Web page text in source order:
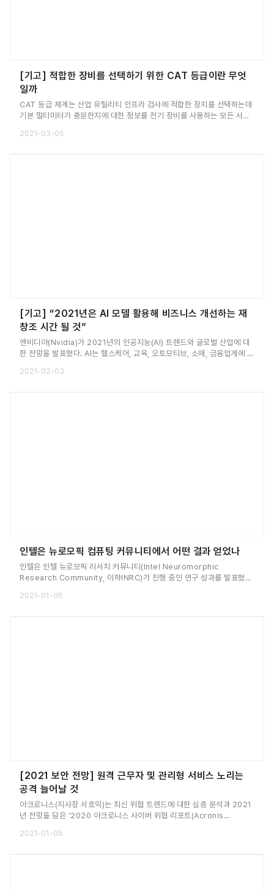
[기고] 적합한 장비를 선택하기 위한 CAT 등급이란 무엇
일까
CAT 등급 체계는 산업 유틸리티 인프라 검사에 적합한 장치를 선택하는데
기본 멀티미터가 충분한지에 대한 정보를 전기 장비를 사용하는 모든 사람
2021-03-05
[기고] “2021년은 AI 모델 활용해 비즈니스 개선하는 재
창조 시간 될 것”
엔비디아(Nvidia)가 2021년의 인공지능(AI) 트렌드와 글로벌 산업에 대
한 전망을 발표했다. AI는 헬스케어, 교육, 오토모티브, 소매, 금융업계에 새
측되고 있다.
2021-02-03
인텔은 뉴로모픽 컴퓨팅 커뮤니티에서 어떤 결과 얻었나
인텔은 인텔 뉴로모픽 리서치 커뮤니티(Intel Neuromorphic
Research Community, 이하INRC)가 진행 중인 연구 성과를 발표했
를 확보하고 있다.
2021-01-05
[2021 보안 전망] 원격 근무자 및 관리형 서비스 노리는
공격 늘어날 것
아크로니스(지사장 서호익)는 최신 위협 트렌드에 대한 심층 분석과 2021
년 전망을 담은 ‘2020 아크로니스 사이버 위협 리포트(Acronis
2021-01-05